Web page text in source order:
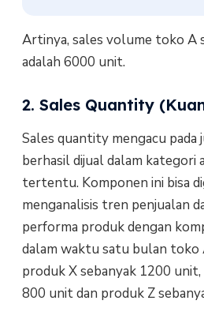
Artinya, sales volume toko A
adalah 6000 unit.
2. Sales Quantity
Sales quantity mengacu pada
berhasil dijual dalam kategori
tertentu. Komponen ini bisa
menganalisis tren penjualan
performa produk dengan
dalam waktu satu bulan toko
produk X sebanyak 1200
800 unit dan produk Z